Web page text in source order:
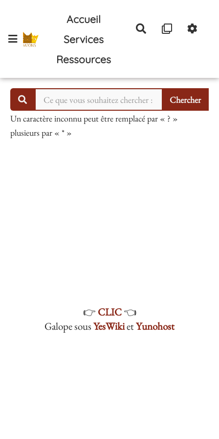
Aller au contenu principal
Accueil
Services
Ressources
Rechercher
Un caractère inconnu peut être remplacé par « ? »
plusieurs par « * »
👉 CLIC👈
Galope sousYesWikietYunohost